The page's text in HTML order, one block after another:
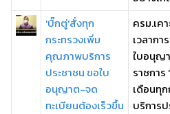
'บิ๊กตู่'สั่งทุก
กระทรวงเพิ่ม
คุณภาพบริการ
ประชาชน ขอใบ
อนุญาต-จด
ทะเบียนต้องเร็วขึ้น
ครม.เค
เวลาก
ใบอนุญ
ราชการ
เดือนทุ
บริการป